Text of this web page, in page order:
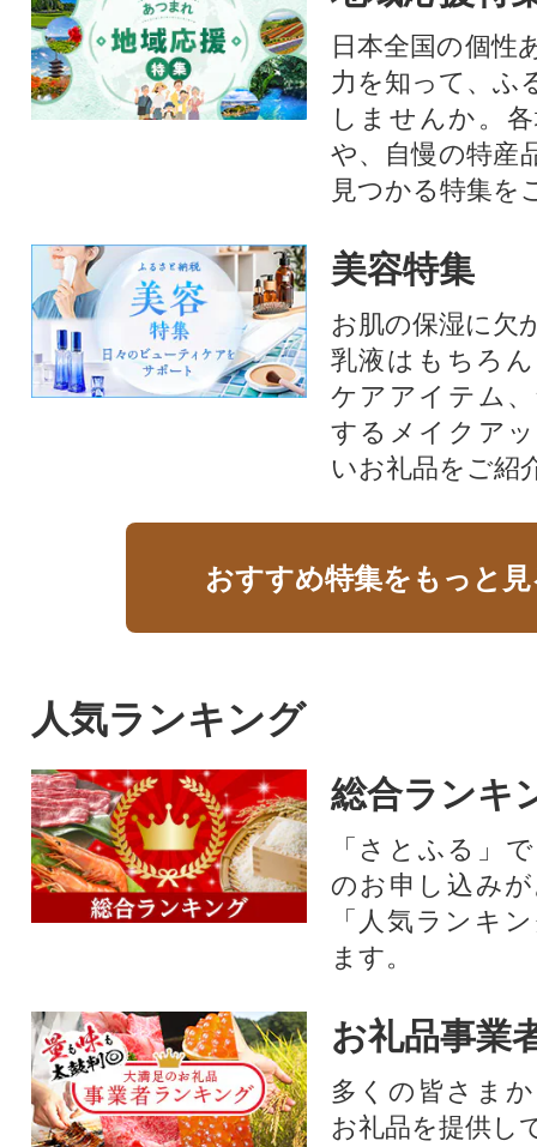
日本全国の個性
力を知って、ふ
しませんか。
や、自慢の特産
見つかる特集を
美容特集
お肌の保湿に欠
乳液はもちろ
ケアアイテム
するメイクア
いお礼品をご紹
おすすめ特集をもっと
人気ランキング
総合ランキ
「さとふる」
のお申し込み
「人気ランキ
ます。
お礼品事業
多くの皆さま
お礼品を提供し